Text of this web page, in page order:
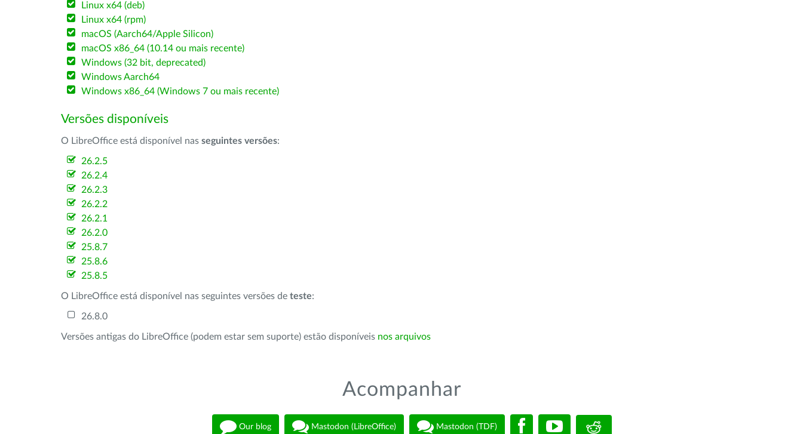
Linux x64 (deb)
Linux x64 (rpm)
macOS (Aarch64/Apple Silicon)
macOS x86_64 (10.14 ou mais recente)
Windows (32 bit, deprecated)
Windows Aarch64
Windows x86_64 (Windows 7 ou mais recente)
Versões disponíveis
O LibreOffice está disponível nas seguintes versões:
26.2.5
26.2.4
26.2.3
26.2.2
26.2.1
26.2.0
25.8.7
25.8.6
25.8.5
O LibreOffice está disponível nas seguintes versões de teste:
26.8.0
Versões antigas do LibreOffice (podem estar sem suporte) estão disponíveis nos arquivos
Acompanhar
Our blog Mastodon (LibreOffice) Mastodon (TDF)